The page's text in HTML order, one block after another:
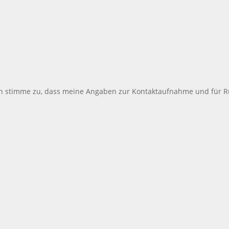
zu, dass meine Angaben zur Kontaktaufnahme und für